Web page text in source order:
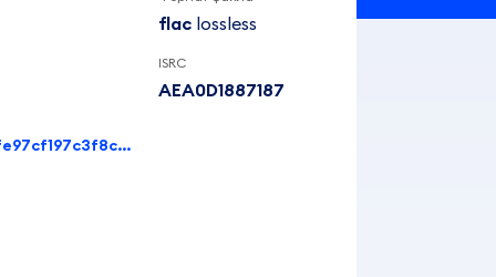
167b2f6d48e7ac610b79fbed2aa432d6288d0fe97cf197c3f8cea368ed71b851
flac lossless
ISRC
AEA0D1887187